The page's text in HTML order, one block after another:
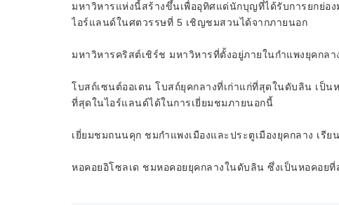
มหาวิหารแห่งนี้สร้างขึ้นเพื่ออุทิศแด่นักบุญที่ได้รับการยกย่อ
ไอร์แลนด์ในศตวรรษที่ 5 เชิญชมสวนได้จากภายนอก
มหาวิหารคริสต์เชิร์ช มหาวิหารที่ตั้งอยู่ภายในกำแพงยุคกล
โบสถ์เซนต์ออเดน โบสถ์ยุคกลางที่เก่าแก่ที่สุดในดับลิน เป็
ที่สุดในไอร์แลนด์ได้ในการเยี่ยมชมภายนอกนี้
เยี่ยมชมถนนคุก ชมกำแพงเมืองและประตูเมืองยุคกลาง เรี
หอคอยอิโซลเด ชมหอคอยยุคกลางในดับลิน ซึ่งเป็นหอคอย